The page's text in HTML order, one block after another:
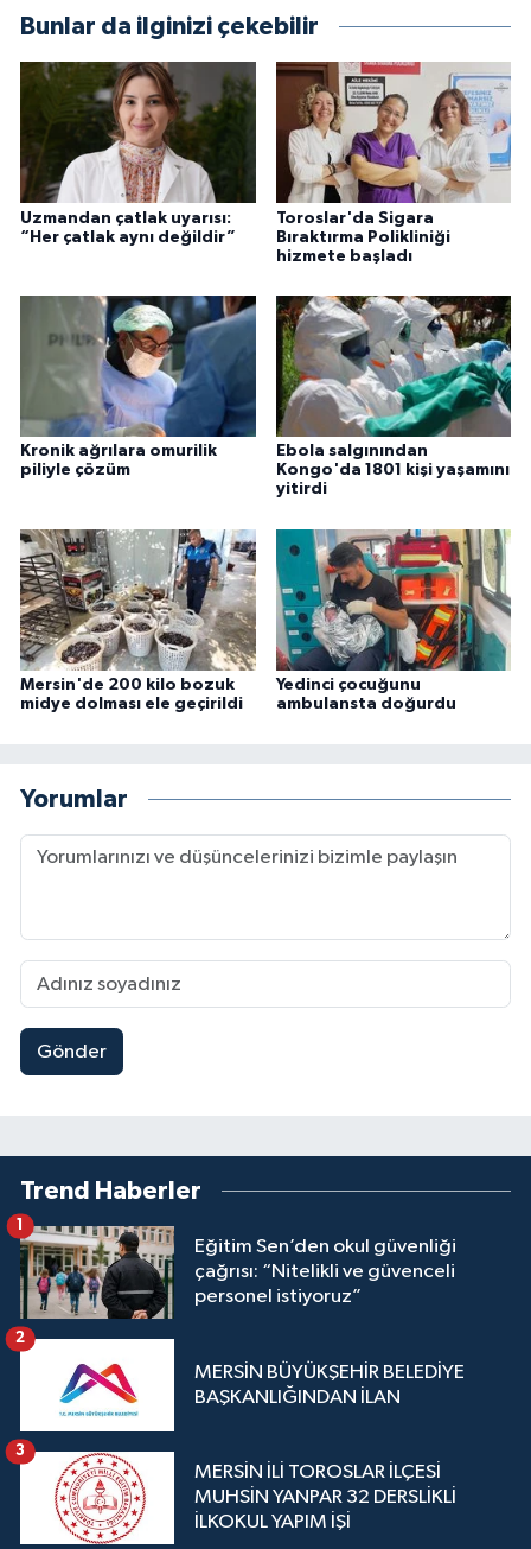
Bunlar da ilginizi çekebilir
Uzmandan çatlak uyarısı:
“Her çatlak aynı değildir”
Toroslar'da Sigara
Bıraktırma Polikliniği
hizmete başladı
Kronik ağrılara omurilik
piliyle çözüm
Ebola salgınından
Kongo'da 1801 kişi yaşamını
yitirdi
Mersin'de 200 kilo bozuk
midye dolması ele geçirildi
Yedinci çocuğunu
ambulansta doğurdu
Yorumlar
Gönder
Trend Haberler
Eğitim Sen’den okul güvenliği
çağrısı: “Nitelikli ve güvenceli
personel istiyoruz”
1
MERSİN BÜYÜKŞEHİR BELEDİYE
BAŞKANLIĞINDAN İLAN
2
MERSİN İLİ TOROSLAR İLÇESİ
MUHSİN YANPAR 32 DERSLİKLİ
İLKOKUL YAPIM İŞİ
3